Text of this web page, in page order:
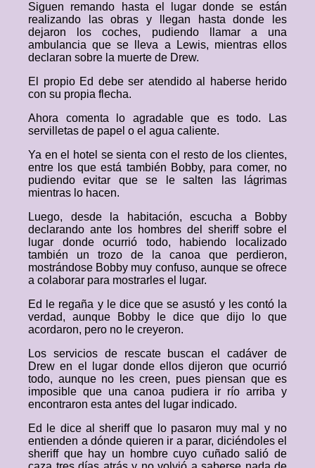
Siguen remando hasta el lugar donde se están
realizando las obras y llegan hasta donde les
dejaron los coches, pudiendo llamar a una
ambulancia que se lleva a Lewis, mientras ellos
declaran sobre la muerte de Drew.
El propio Ed debe ser atendido al haberse herido
con su propia flecha.
Ahora comenta lo agradable que es todo. Las
servilletas de papel o el agua caliente.
Ya en el hotel se sienta con el resto de los clientes,
entre los que está también Bobby, para comer, no
pudiendo evitar que se le salten las lágrimas
mientras lo hacen.
Luego, desde la habitación, escucha a Bobby
declarando ante los hombres del sheriff sobre el
lugar donde ocurrió todo, habiendo localizado
también un trozo de la canoa que perdieron,
mostrándose Bobby muy confuso, aunque se ofrece
a colaborar para mostrarles el lugar.
Ed le regaña y le dice que se asustó y les contó la
verdad, aunque Bobby le dice que dijo lo que
acordaron, pero no le creyeron.
Los servicios de rescate buscan el cadáver de
Drew en el lugar donde ellos dijeron que ocurrió
todo, aunque no les creen, pues piensan que es
imposible que una canoa pudiera ir río arriba y
encontraron esta antes del lugar indicado.
Ed le dice al sheriff que lo pasaron muy mal y no
entienden a dónde quieren ir a parar, diciéndoles el
sheriff que hay un hombre cuyo cuñado salió de